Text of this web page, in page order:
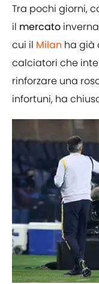
Tra pochi giorni,
il mercato
cui il Milan ha già
calciatori che
rinforzare una
infortuni, ha